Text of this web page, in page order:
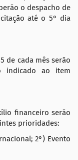
o despacho de
até o 5° dia
de cada mês serão
indicado ao item
financeiro serão
prioridades:
2°) Evento